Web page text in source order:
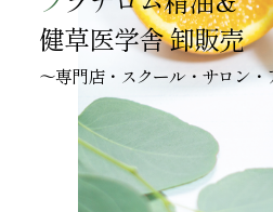
健草医学舎 卸販売
～専門店・スクール・サロン